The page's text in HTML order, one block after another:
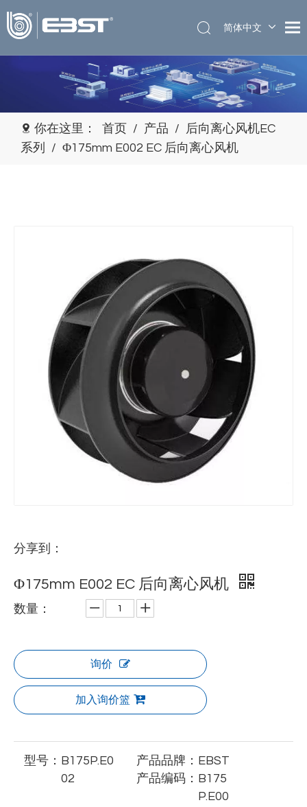
简体中文
你在这里： 首页 / 产品 /
后向离心风机EC
系列
/ Φ175mm E002 EC 后向离心风机
分享到：
Φ175mm E002 EC 后向离心风机
数量：
询价
加入询价篮
型号： B175P.E0
02
产品品牌： EBST
产品编码： B175
P.E00